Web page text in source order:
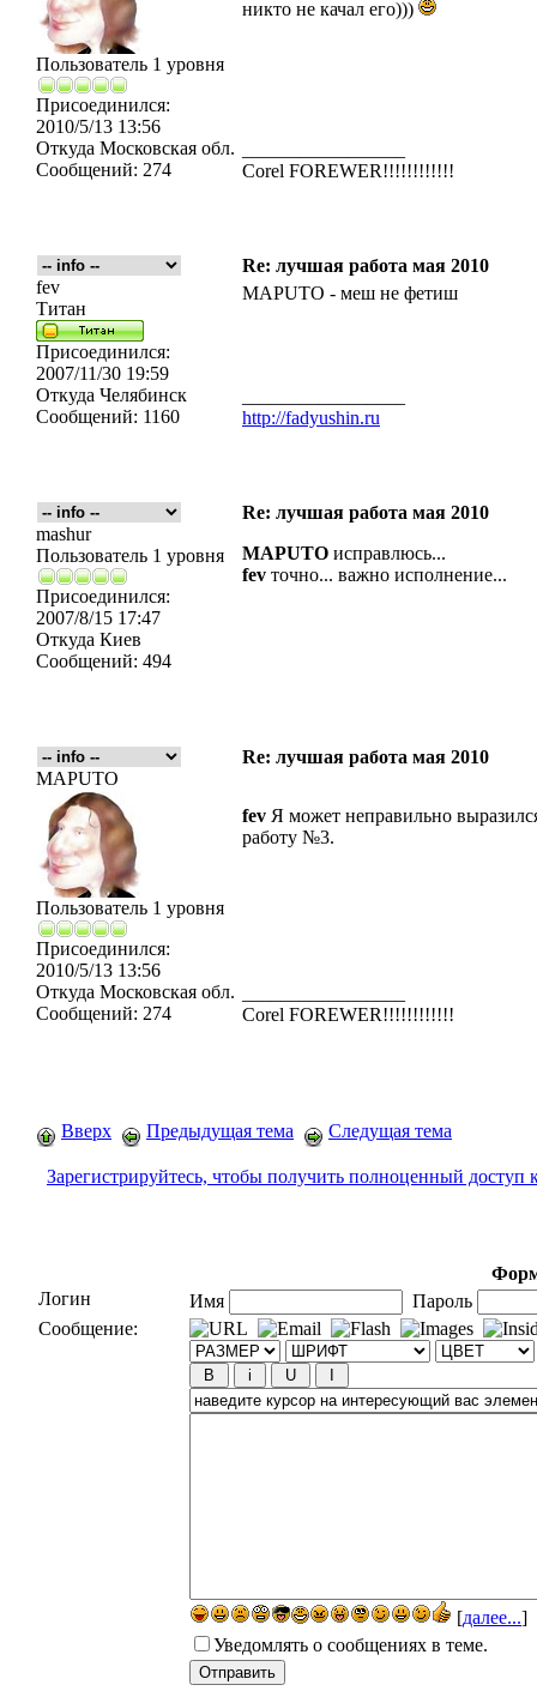
Пользователь 1 уровня
Присоединился:
2010/5/13 13:56
Откуда Московская обл.
Сообщений: 274
никто не качал его)))
Corel FOREWER!!!!!!!!!!!!
Re: лучшая работа мая 2010
fev
Титан
Присоединился:
2007/11/30 19:59
Откуда Челябинск
Сообщений: 1160
MAPUTO - меш не фетиш
http://fadyushin.ru
Re: лучшая работа мая 2010
mashur
Пользователь 1 уровня
Присоединился:
2007/8/15 17:47
Откуда Киев
Сообщений: 494
MAPUTO исправлюсь...
fev точно... важно исполнение...
Re: лучшая работа мая 2010
MAPUTO
Пользователь 1 уровня
Присоединился:
2010/5/13 13:56
Откуда Московская обл.
Сообщений: 274
fev Я может неправильно
работу №3.
Corel FOREWER!!!!!!!!!!!!
Вверх Предыдущая тема Следущая тема
Зарегистрируйтесь, чтобы получить полноценный доступ
Логин
Имя
Пароль
Сообщение:
[далее...]
Уведомлять о сообщениях в теме.